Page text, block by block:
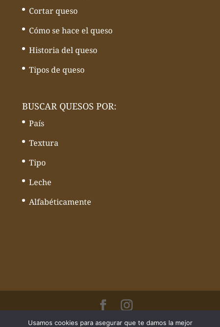
Cortar queso
Cómo se hace el queso
Historia del queso
Tipos de queso
BUSCAR QUESOS POR:
País
Textura
Tipo
Leche
Alfabéticamente
Usamos cookies para asegurar que te damos la mejor